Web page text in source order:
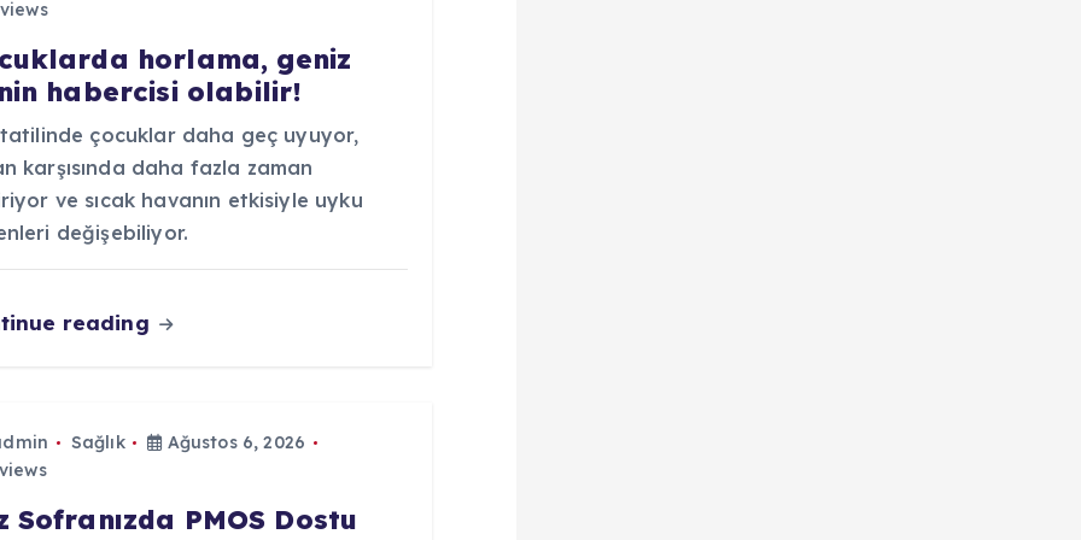
horlama, geniz
habercisi olabilir!
tatilinde çocuklar daha geç uyuyor,
karşısında daha fazla zaman
ve sıcak havanın etkisiyle uyku
değişebiliyor.
reading
Sağlık
Ağustos 6, 2026
Sofranızda PMOS Dostu